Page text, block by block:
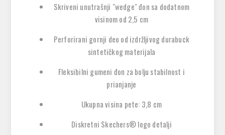
Skriveni unutrašnji "wedge" đon sa dodatnom
visinom od 2,5 cm
Perforirani gornji deo od izdržljivog durabuck
sintetičkog materijala
Fleksibilni gumeni đon za bolju stabilnost i
prianjanje
Ukupna visina pete: 3,8 cm
Diskretni Skechers®logo detalji